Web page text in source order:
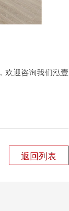
欢迎咨询我们泓壹
返回列表